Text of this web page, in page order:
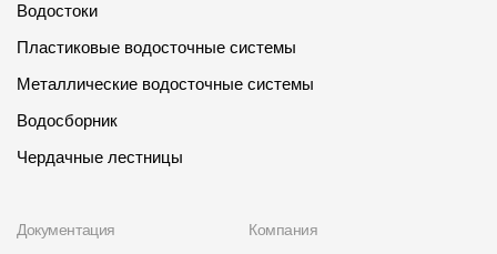
Водостоки
Пластиковые водосточные системы
Металлические водосточные системы
Водосборник
Чердачные лестницы
Документация Компания